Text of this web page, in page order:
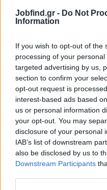
Jobfind.gr - Do Not
Information
If you wish to opt-out of the
processing of your
targeted advertising by us,
section to confirm your
opt-out request is
interest-based ads based
us or personal information
your opt-out. You may
disclosure of your personal
IAB’s list of downstream
also be disclosed by us to
Downstream Participants
Θέσεις εργασίας
Θέσεις Εργασίας ανά
Θέσεις Εργασίας ανά Εταιρεία
Κέντρο Βοήθειας